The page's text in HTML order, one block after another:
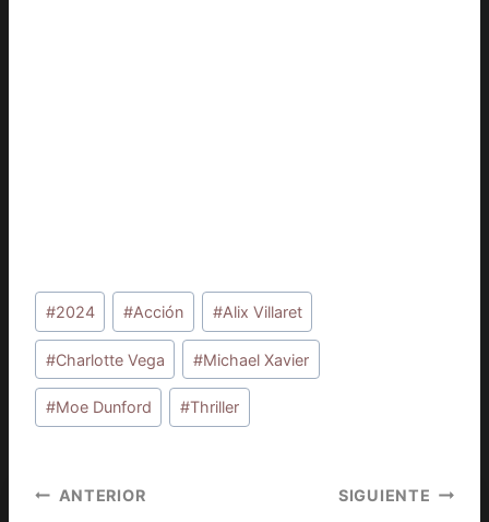
Etiquetas
de
la
entrada:
#2024 #Acción #Alix Villaret
#Charlotte Vega #Michael Xavier
#Moe Dunford #Thriller
Navegación
ANTERIOR SIGUIENTE